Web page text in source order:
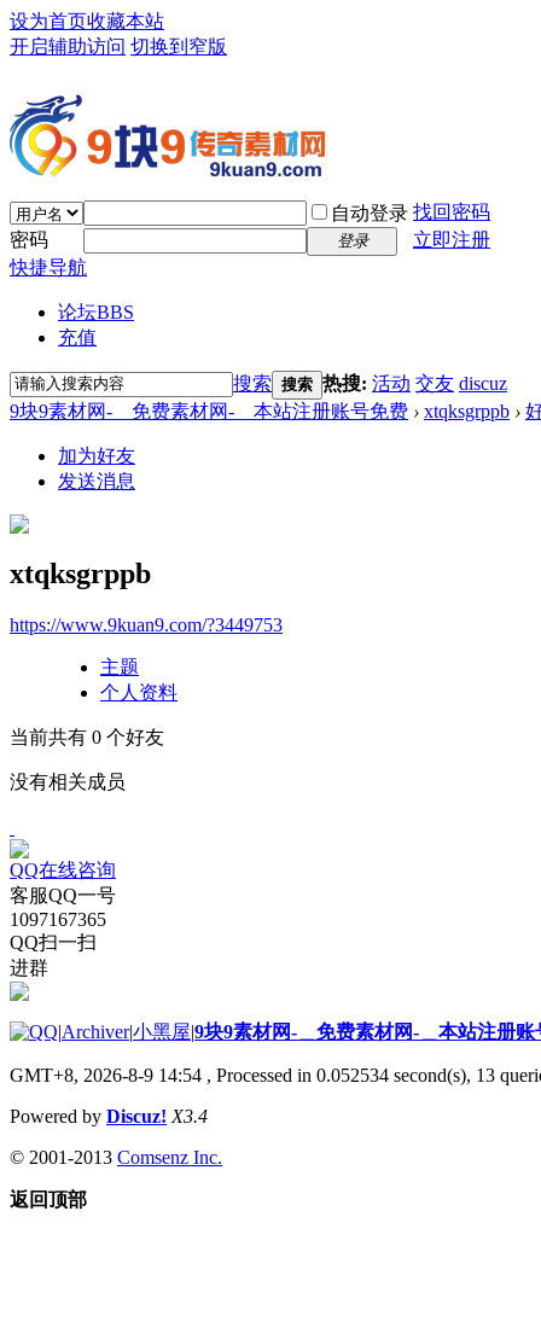
设为首页收藏本站
开启辅助访问 切换到窄版
自动登录 找回密码
密码
登录
立即注册
快捷导航
论坛BBS
充值
搜索 搜索 热搜: 活动 交友 discuz
9块9素材网-＿免费素材网-＿本站注册账号免费 › xtqksgrppb ›
加为好友
发送消息
xtqksgrppb
https://www.9kuan9.com/?3449753
主题
个人资料
当前共有 0 个好友
没有相关成员
QQ在线咨询
客服QQ一号
1097167365
QQ扫一扫
进群
|Archiver|小黑屋|9块9素材网-＿免费素材网-＿本站注册账
GMT+8, 2026-8-9 14:54 , Processed in 0.052534 second(s), 13
Powered by Discuz! X3.4
© 2001-2013 Comsenz Inc.
返回顶部